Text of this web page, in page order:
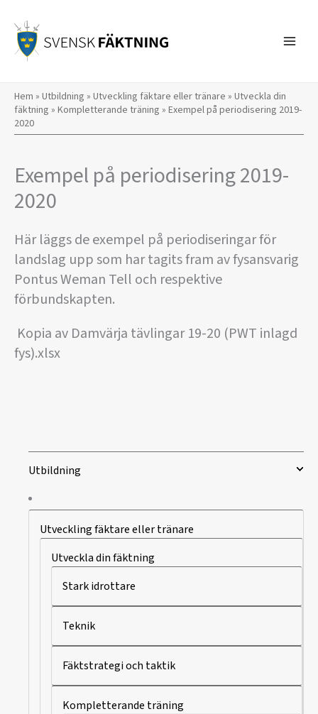
innehåll
Hem » Utbildning » Utveckling fäktare eller tränare » Utveckla din
fäktning » Kompletterande träning » Exempel på periodisering 2019-
2020
Exempel på periodisering 2019-
2020
Här läggs de exempel på periodiseringar för
landslag upp som har tagits fram av fysansvarig
Pontus Weman Tell och respektive
förbundskapten.
Kopia av Damvärja tävlingar 19-20 (PWT inlagd
fys).xlsx
Utbildning
Utveckling fäktare eller tränare
Utveckla din fäktning
Stark idrottare
Teknik
Fäktstrategi och taktik
Kompletterande träning